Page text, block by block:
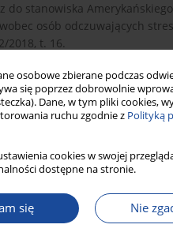
osobowe zbierane podczas
się poprzez dobrowolnie
Dane, w tym pliki cookies,
ruchu zgodnie z Polityką
cookies w swojej
dostępne na stronie.
się Nie
do stanowiska
osób odczuwających
2018, t. 16.
Conservative Christianity
"Gerrymander": Why
Review” 2008/2009, vol. 21,